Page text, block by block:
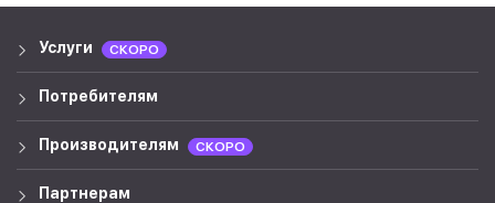
Услуги СКОРО
Потребителям
Производителям СКОРО
Партнерам